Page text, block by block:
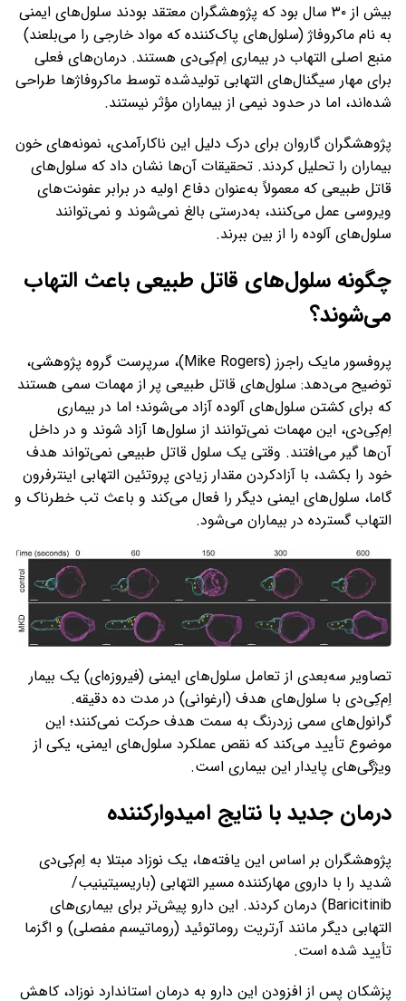
بیش از ۳۰ سال بود که پژوهشگران معتقد بودند سلول‌های ایمنی
به نام ماکروفاژ (سلول‌های پاک‌کننده که مواد خارجی را می‌بلعند)
منبع اصلی التهاب در بیماری اِم‌کِی‌دی هستند. درمان‌های فعلی
برای مهار سیگنال‌های التهابی تولیدشده توسط ماکروفاژها طراحی
شده‌اند، اما در حدود نیمی از بیماران مؤثر نیستند.
پژوهشگران گاروان برای درک دلیل این ناکارآمدی، نمونه‌های خون
بیماران را تحلیل کردند. تحقیقات آن‌ها نشان داد که سلول‌های
قاتل طبیعی که معمولاً به‌عنوان دفاع اولیه در برابر عفونت‌های
ویروسی عمل می‌کنند، به‌درستی بالغ نمی‌شوند و نمی‌توانند
سلول‌های آلوده را از بین ببرند.
چگونه سلول‌های قاتل طبیعی باعث التهاب
می‌شوند؟
پروفسور مایک راجرز (Mike Rogers)، سرپرست گروه پژوهشی،
توضیح می‌دهد: سلول‌های قاتل طبیعی پر از مهمات سمی هستند
که برای کشتن سلول‌های آلوده آزاد می‌شوند؛ اما در بیماری
اِم‌کِی‌دی، این مهمات نمی‌توانند از سلول‌ها آزاد شوند و در داخل
آن‌ها گیر می‌افتند. وقتی یک سلول قاتل طبیعی نمی‌تواند هدف
خود را بکشد، با آزادکردن مقدار زیادی پروتئین التهابی اینترفرون
گاما، سلول‌های ایمنی دیگر را فعال می‌کند و باعث تب خطرناک و
التهاب گسترده در بیماران می‌شود.
تصاویر سه‌بعدی از تعامل سلول‌های ایمنی (فیروزه‌ای) یک بیمار
اِم‌کِی‌دی با سلول‌های هدف (ارغوانی) در مدت ده دقیقه.
گرانول‌های سمی زردرنگ به سمت هدف حرکت نمی‌کنند؛ این
موضوع تأیید می‌کند که نقص عملکرد سلول‌های ایمنی، یکی از
ویژگی‌های پایدار این بیماری است.
درمان جدید با نتایج امیدوارکننده
پژوهشگران بر اساس این یافته‌ها، یک نوزاد مبتلا به اِم‌کِی‌دی
شدید را با داروی مهارکننده مسیر التهابی (باریسیتینیب/
Baricitinib) درمان کردند. این دارو پیش‌تر برای بیماری‌های
التهابی دیگر مانند آرتریت روماتوئید (روماتیسم مفصلی) و اگزما
تأیید شده است.
پزشکان پس از افزودن این دارو به درمان استاندارد نوزاد، کاهش